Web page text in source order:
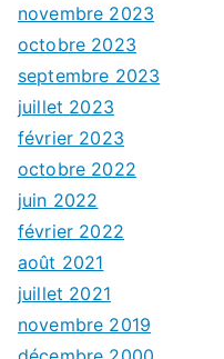
novembre 2023
octobre 2023
septembre 2023
juillet 2023
février 2023
octobre 2022
juin 2022
février 2022
août 2021
juillet 2021
novembre 2019